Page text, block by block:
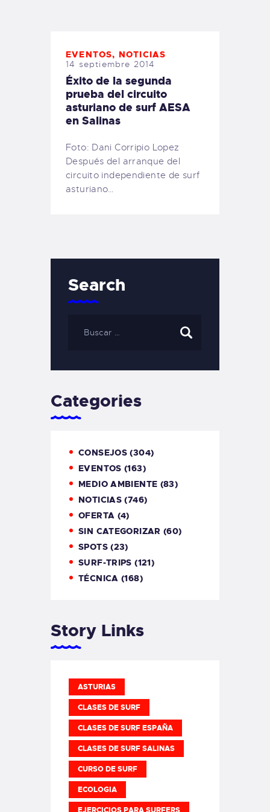
EVENTOS, NOTICIAS
14 septiembre 2014
Éxito de la segunda
prueba del circuito
asturiano de surf AESA
en Salinas
Foto: Dani Corripio Lopez
Después del arranque del
circuito independiente de surf
asturiano…
Search
Categories
CONSEJOS (304)
EVENTOS (163)
MEDIO AMBIENTE (83)
NOTICIAS (746)
OFERTA (4)
SIN CATEGORIZAR (60)
SPOTS(23)
SURF-TRIPS (121)
TÉCNICA (168)
Story Links
ASTURIAS
CLASES DE SURF
CLASES DE SURF ESPAÑA
CLASES DE SURF SALINAS
CURSO DE SURF
ECOLOGIA
EJERCICIOS PARA SURFERS